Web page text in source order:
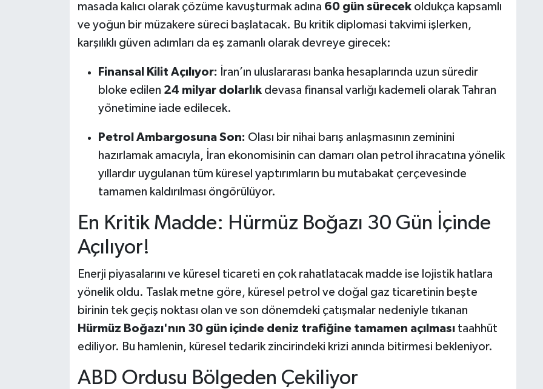
masada kalıcı olarak çözüme kavuşturmak adına 60 gün sürecekoldukça kapsamlı
ve yoğun bir müzakere süreci başlatacak. Bu kritik diplomasi takvimi işlerken,
karşılıklı güven adımları da eş zamanlı olarak devreye girecek:
Finansal Kilit Açılıyor: İran’ın uluslararası banka hesaplarında uzun süredir
bloke edilen 24 milyar dolarlıkdevasa finansal varlığı kademeli olarak Tahran
yönetimine iade edilecek.
Petrol Ambargosuna Son: Olası bir nihai barış anlaşmasının zeminini
hazırlamak amacıyla, İran ekonomisinin can damarı olan petrol ihracatına yönelik
yıllardır uygulanan tüm küresel yaptırımların bu mutabakat çerçevesinde
tamamen kaldırılması öngörülüyor.
En Kritik Madde: Hürmüz Boğazı 30 Gün İçinde
Açılıyor!
Enerji piyasalarını ve küresel ticareti en çok rahatlatacak madde ise lojistik hatlara
yönelik oldu. Taslak metne göre, küresel petrol ve doğal gaz ticaretinin beşte
birinin tek geçiş noktası olan ve son dönemdeki çatışmalar nedeniyle tıkanan
Hürmüz Boğazı'nın 30 gün içinde deniz trafiğine tamamen açılmasıtaahhüt
ediliyor. Bu hamlenin, küresel tedarik zincirindeki krizi anında bitirmesi bekleniyor.
ABD Ordusu Bölgeden Çekiliyor